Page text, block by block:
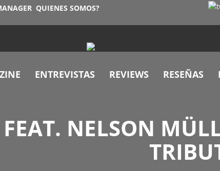
QUIENES SOMOS?
ENTREVISTAS REVIEWS RESEÑAS
NELSON